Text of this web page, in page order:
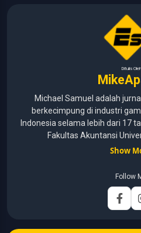
Ditulis Oleh
Michael Samuel adalah
berkecimpung di industri
Indonesia selama lebih dari 17
Fakultas Akuntansi
menggabungkan kemampuan
pernah menangani berbagai
marketing, business
Fokus utamanya adalah
informatif, mendalam, dan
Show
Follow